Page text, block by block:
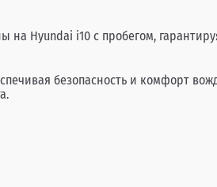
Hyundai i10 с пробегом,
безопасность и комфорт